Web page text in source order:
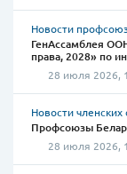
Новости
ГенАссамблея
права, 2028» по
28 июля 2026,
Новости членских
Профсоюзы
28 июля 2026,